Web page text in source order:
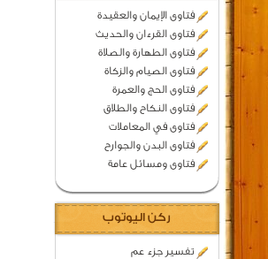
فتاوى الإيمان والعقيدة
فتاوى القرءان والحديث
فتاوى الطهارة والصلاة
فتاوى الصيام والزكاة
فتاوى الحج والعمرة
فتاوى النكاح والطلاق
فتاوى في المعاملات
فتاوى البدن والجوارح
فتاوى ومسائل عامة
ركن اليوتوب
تفسير جزء عم